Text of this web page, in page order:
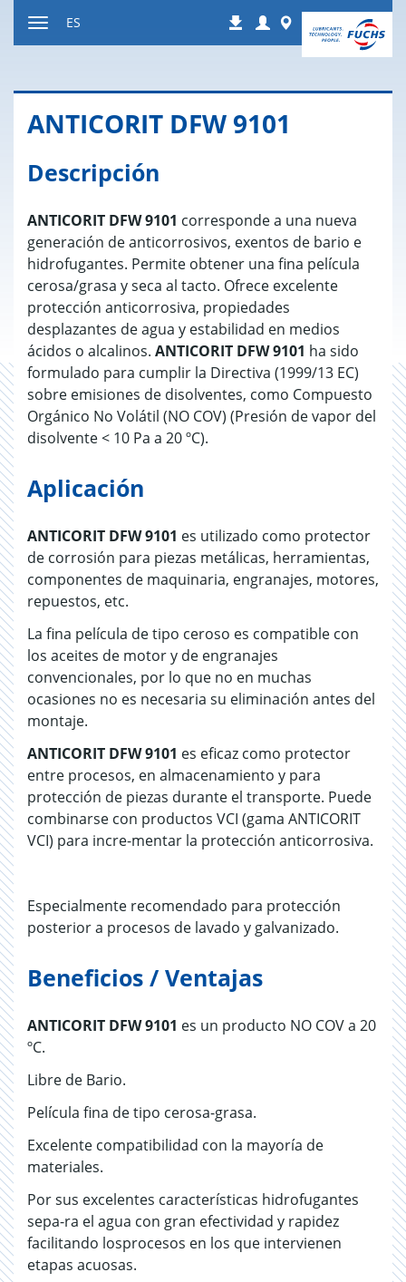
navegación
Descargas
Login Worldwide
ES
AN­TI­CO­RIT DFW 9101
Descripción
ANTICORIT DFW 9101 corresponde a una nueva
generación de anticorrosivos, exentos de bario e
hidrofugantes. Permite obtener una fina película
cerosa/grasa y seca al tacto. Ofrece excelente
protección anticorrosiva, propiedades
desplazantes de agua y estabilidad en medios
ácidos o alcalinos. ANTICORIT DFW 9101 ha sido
formulado para cumplir la Directiva (1999/13 EC)
sobre emisiones de disolventes, como Compuesto
Orgánico No Volátil (NO COV) (Presión de vapor del
disolvente < 10 Pa a 20 ºC).
Aplicación
ANTICORIT DFW 9101 es utilizado como protector
de corrosión para piezas metálicas, herramientas,
componentes de maquinaria, engranajes, motores,
repuestos, etc.
La fina película de tipo ceroso es compatible con
los aceites de motor y de engranajes
convencionales, por lo que no en muchas
ocasiones no es necesaria su eliminación antes del
montaje.
ANTICORIT DFW 9101 es eficaz como protector
entre procesos, en almacenamiento y para
protección de piezas durante el transporte. Puede
combinarse con productos VCI (gama ANTICORIT
VCI) para incre-mentar la protección anticorrosiva.
Especialmente recomendado para protección
posterior a procesos de lavado y galvanizado.
Beneficios / Ventajas
ANTICORIT DFW 9101 es un producto NO COV a 20
ºC.
Libre de Bario.
Película fina de tipo cerosa-grasa.
Excelente compatibilidad con la mayoría de
materiales.
Por sus excelentes características hidrofugantes
sepa-ra el agua con gran efectividad y rapidez
facilitando losprocesos en los que intervienen
etapas acuosas.